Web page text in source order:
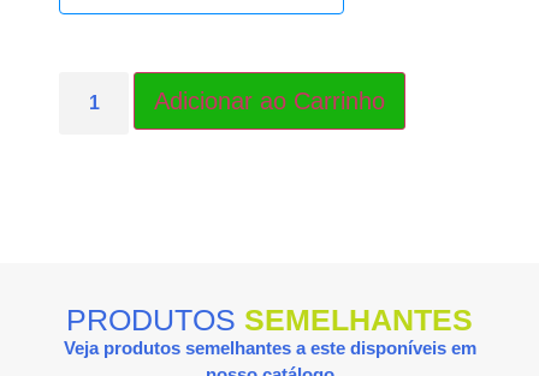
PRODUTOS SEMELHANTES
Veja produtos semelhantes a este disponíveis em